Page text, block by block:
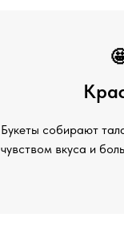
Букеты собирают
чувством вкуса и